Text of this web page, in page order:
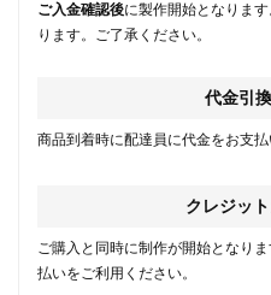
ご入金確認後に製作開始となりま
ります。ご了承ください。
代金引
商品到着時に配達員に代金をお支
クレジッ
ご購入と同時に制作が開始となりま
払いをご利用ください。